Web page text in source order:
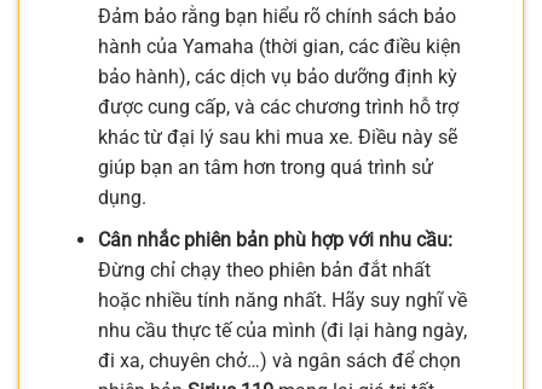
Đảm bảo rằng bạn hiểu rõ chính sách bảo
hành của Yamaha (thời gian, các điều kiện
bảo hành), các dịch vụ bảo dưỡng định kỳ
được cung cấp, và các chương trình hỗ trợ
khác từ đại lý sau khi mua xe. Điều này sẽ
giúp bạn an tâm hơn trong quá trình sử
dụng.
Cân nhắc phiên bản phù hợp với nhu cầu:
Đừng chỉ chạy theo phiên bản đắt nhất
hoặc nhiều tính năng nhất. Hãy suy nghĩ về
nhu cầu thực tế của mình (đi lại hàng ngày,
đi xa, chuyên chở…) và ngân sách để chọn